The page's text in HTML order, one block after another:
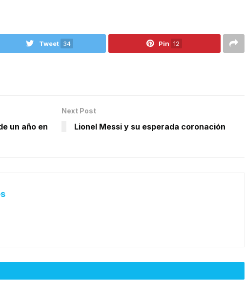
Tweet 34 Pin 12
un año en
Next Post
Lionel Messi y su esperada coronación